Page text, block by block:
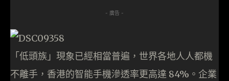
- 廣告 -
「低頭族」現象已經相當普遍，世界各地人人都機
不離手，香港的智能手機滲透率更高達 84%。企業